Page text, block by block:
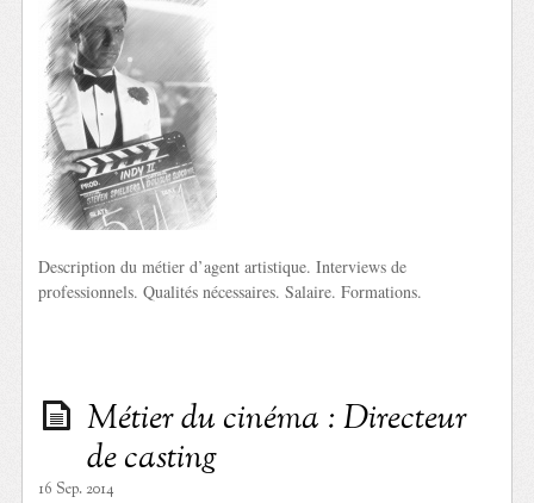
Description du métier d’agent artistique. Interviews de
professionnels. Qualités nécessaires. Salaire. Formations.
Métier du cinéma : Directeur
de casting
16 Sep. 2014